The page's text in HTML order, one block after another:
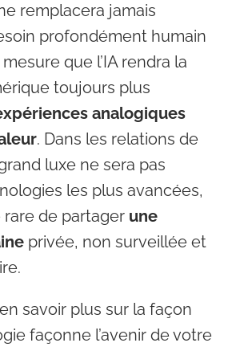
remplacera jamais
profondément humain
que l’IA rendra la
toujours plus
analogiques
. Dans les relations de
luxe ne sera pas
les plus avancées,
de partager une
privée, non surveillée et
savoir plus sur la façon
façonne l’avenir de votre